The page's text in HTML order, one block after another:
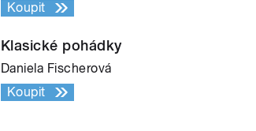
Koupit
Klasické pohádky
Daniela Fischerová
Koupit